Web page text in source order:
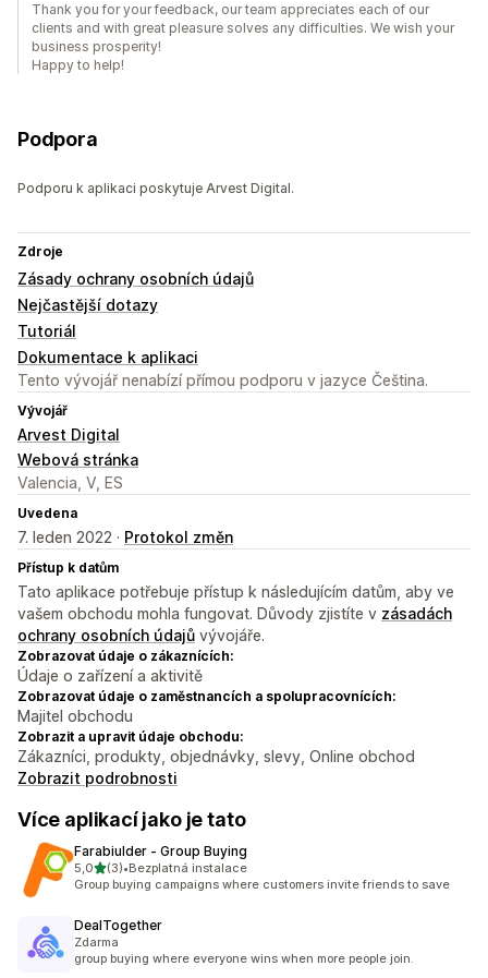
Thank you for your feedback, our team appreciates each of our
clients and with great pleasure solves any difficulties. We wish your
business prosperity!
Happy to help!
Podpora
Podporu k aplikaci poskytuje Arvest Digital.
Zdroje
Zásady ochrany osobních údajů
Nejčastější dotazy
Tutoriál
Dokumentace k aplikaci
Tento vývojář nenabízí přímou podporu v jazyce Čeština.
Vývojář
Arvest Digital
Webová stránka
Valencia, V, ES
Uvedena
7. leden 2022 · Protokol změn
Přístup k datům
Tato aplikace potřebuje přístup k následujícím datům, aby ve
vašem obchodu mohla fungovat. Důvody zjistíte v zásadách
ochrany osobních údajů vývojáře.
Zobrazovat údaje o zákaznících:
Údaje o zařízení a aktivitě
Zobrazovat údaje o zaměstnancích a spolupracovnících:
Majitel obchodu
Zobrazit a upravit údaje obchodu:
Zákazníci, produkty, objednávky, slevy, Online obchod
Zobrazit podrobnosti
Více aplikací jako je tato
Farabiulder ‑ Group Buying
5,0z 5 hvězd
(3)
Celkový počet recenzí: 3
•Bezplatná instalace
Group buying campaigns where customers invite friends to save
DealTogether
Zdarma
group buying where everyone wins when more people join.